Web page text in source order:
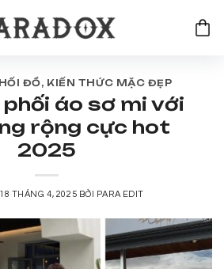
ĐỒ, KIẾN THỨC MẶC ĐẸP
áo sơ mi với
rộng cực hot
2025
18 THÁNG 4, 2025 BỞI PARA EDIT